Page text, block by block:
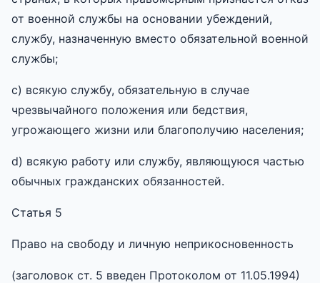
от военной службы на основании убеждений,
службу, назначенную вместо обязательной военной
службы;
c) всякую службу, обязательную в случае
чрезвычайного положения или бедствия,
угрожающего жизни или благополучию населения;
d) всякую работу или службу, являющуюся частью
обычных гражданских обязанностей.
Статья 5
Право на свободу и личную неприкосновенность
(заголовок ст. 5 введен Протоколом от 11.05.1994)